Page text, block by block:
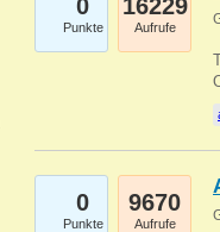
0
Punkte
16229
Aufrufe
0
Punkte
9670
Aufrufe